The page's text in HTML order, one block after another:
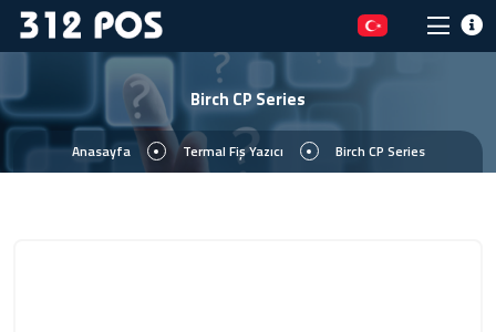
Birch CP Series
Anasayfa Termal Fiş Yazıcı Birch CP Series